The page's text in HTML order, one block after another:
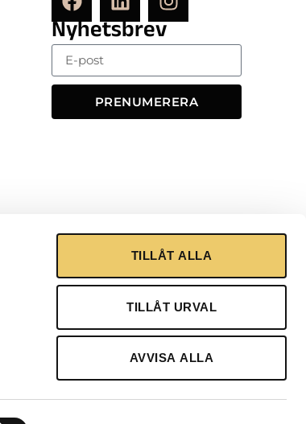
TILLÅT ALLA
TILLÅT URVAL
AVVISA ALLA
Nyhetsbrev
PRENUMERERA